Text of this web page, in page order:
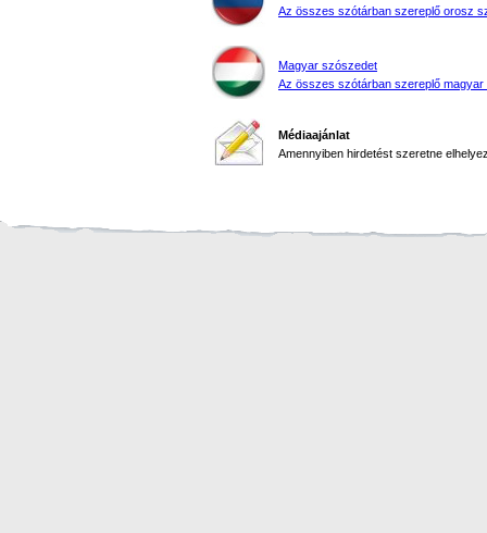
Az összes szótárban szereplő orosz
Magyar szószedet
Az összes szótárban szereplő magyar
Médiaajánlat
Amennyiben hirdetést szeretne